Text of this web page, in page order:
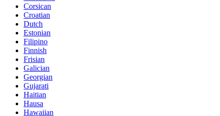
Corsican
Croatian
Dutch
Estonian
Filipino
Finnish
Frisian
Galician
Georgian
Gujarati
Haitian
Hausa
Hawaiian